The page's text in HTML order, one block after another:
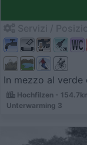
In mezzo al
Hochfilzen -
Unterwarming 3